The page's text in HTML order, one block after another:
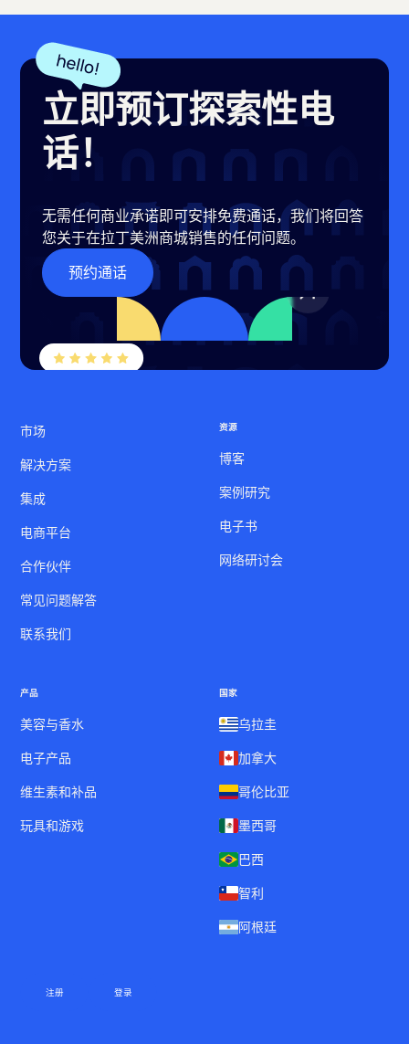
立即预订探索性电
话！
无需任何商业承诺即可安排免费通话，我们将回答
您关于在拉丁美洲商城销售的任何问题。
预约通话
市场
解决方案
集成
电商平台
合作伙伴
常见问题解答
联系我们
资源
博客
案例研究
电子书
网络研讨会
产品
美容与香水
电子产品
维生素和补品
玩具和游戏
国家
乌拉圭
加拿大
哥伦比亚
墨西哥
巴西
智利
阿根廷
注册 登录